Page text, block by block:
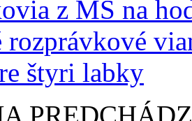
z MŠ na
rozprávkové
štyri labky